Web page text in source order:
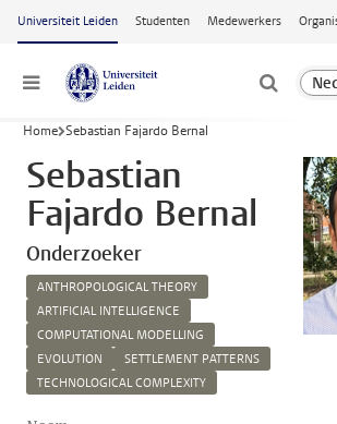
Ga naar hoofdinhoud
Universiteit Leiden Studenten Medewerkers
Menu
Home Sebastian Fajardo Bernal
Sebastian
Fajardo Bernal
Onderzoeker
ANTHROPOLOGICAL THEORY
ARTIFICIAL INTELLIGENCE
COMPUTATIONAL MODELLING
EVOLUTION
SETTLEMENT PATTERNS
TECHNOLOGICAL COMPLEXITY